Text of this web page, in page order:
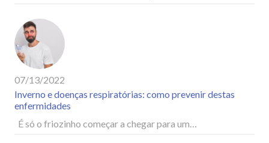
07/13/2022
Inverno e doenças respiratórias: como prevenir destas
enfermidades
É só o friozinho começar a chegar para um…